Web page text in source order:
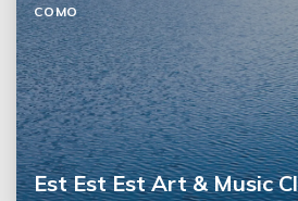
Est Est Est Art & Music
COMO